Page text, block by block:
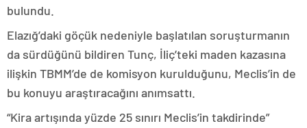
bulundu.
Elazığ’daki göçük nedeniyle başlatılan soruşturmanın
da sürdüğünü bildiren Tunç, İliç’teki maden kazasına
ilişkin TBMM’de de komisyon kurulduğunu, Meclis’in de
bu konuyu araştıracağını anımsattı.
“Kira artışında yüzde 25 sınırı Meclis’in takdirinde”